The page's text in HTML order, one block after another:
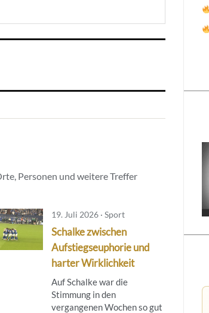
Personen und weitere Treffer
19. Juli 2026 · Sport
Schalke zwischen
Aufstiegseuphorie und
harter Wirklichkeit
Auf Schalke war die
Stimmung in den
vergangenen Wochen so gut